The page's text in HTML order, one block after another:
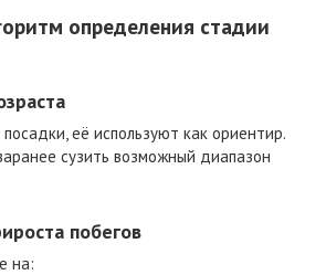
определения стадии
её используют как ориентир.
сузить возможный диапазон
побегов
на: